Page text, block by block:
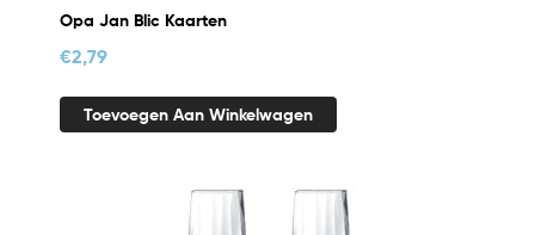
Opa Jan Blic Kaarten
€2,79
Toevoegen Aan Winkelwagen